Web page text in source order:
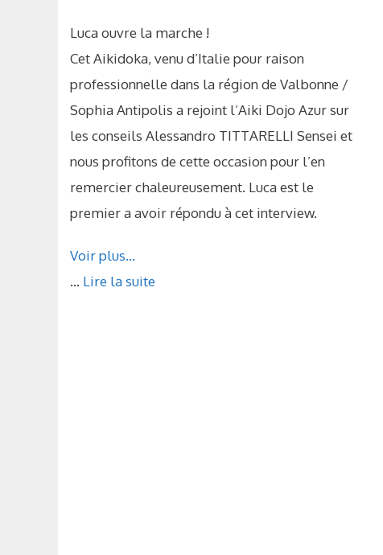
Luca ouvre la marche !
Cet Aikidoka, venu d’Italie pour raison
professionnelle dans la région de Valbonne /
Sophia Antipolis a rejoint l’Aiki Dojo Azur sur
les conseils Alessandro TITTARELLI Sensei et
nous profitons de cette occasion pour l’en
remercier chaleureusement. Luca est le
premier a avoir répondu à cet interview.
Voir plus…
... Lire la suite